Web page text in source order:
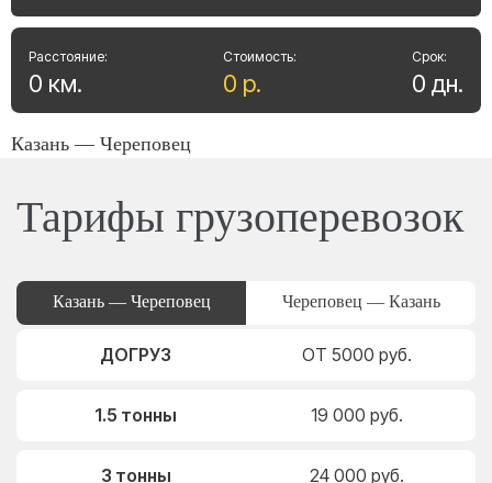
Стоимость:
0 р.
Расстояние:
0 км.
Срок:
0 дн.
Казань — Череповец
Тарифы грузоперевозок
Казань — Череповец Череповец — Казань
ДОГРУЗ ОТ 5000 руб.
1.5 тонны 19 000 руб.
3 тонны 24 000 руб.